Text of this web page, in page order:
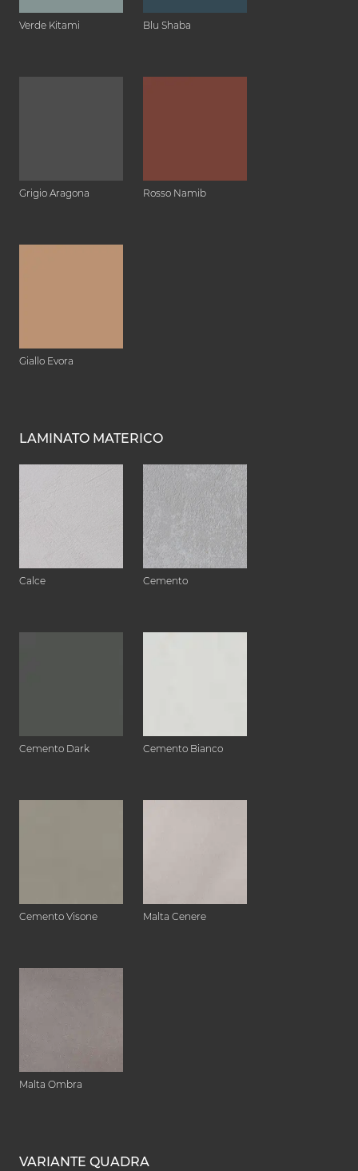
Verde Kitami Blu Shaba
Grigio Aragona Rosso Namib
Giallo Evora
LAMINATO MATERICO
Calce Cemento
Cemento Dark Cemento Bianco
Cemento Visone Malta Cenere
Malta Ombra
VARIANTE QUADRA